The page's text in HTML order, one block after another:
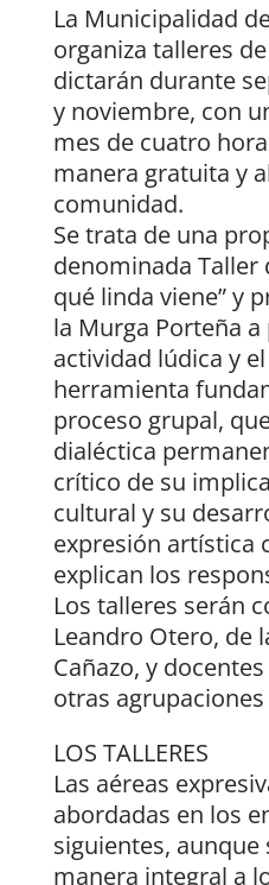
La Municipalidad
organiza talleres
dictarán durante
y noviembre, con
mes de cuatro
manera gratuita y
comunidad.
Se trata de una
denominada Taller
qué linda viene” y
la Murga Porteña
actividad lúdica y
herramienta
proceso grupal,
dialéctica
crítico de su
cultural y su
expresión artística
explican los
Los talleres serán
Leandro Otero, de
Cañazo, y
otras
LOS TALLERES
Las aéreas
abordadas en los
siguientes, aunque
manera integral a